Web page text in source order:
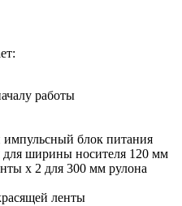
работы
блок питания
для ширины носителя 120 мм
x 2 для 300 мм рулона
ленты